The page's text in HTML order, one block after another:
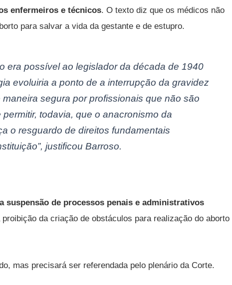
enfermeiros e técnicos. O texto diz que os médicos não
para salvar a vida da gestante e de estupro.
era possível ao legislador da década de 1940
evoluiria a ponto de a interrupção da gravidez
segura por profissionais que não são
todavia, que o anacronismo da
o resguardo de direitos fundamentais
justificou Barroso.
suspensão de processos penais e administrativos
proibição da criação de obstáculos para realização do aborto
mas precisará ser referendada pelo plenário da Corte.